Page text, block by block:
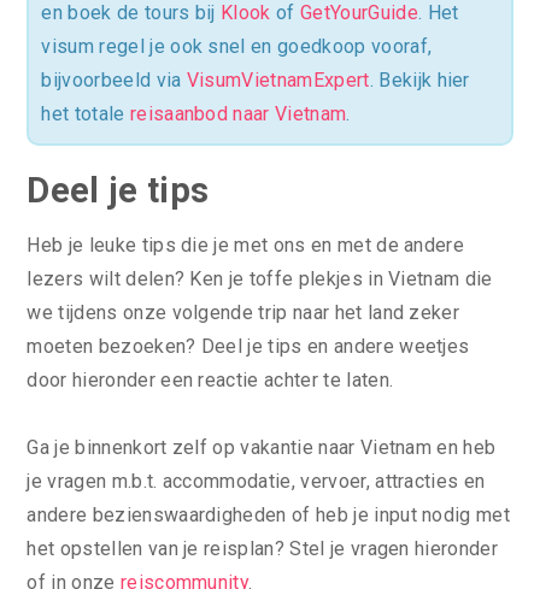
en boek de tours bij Klook ofGetYourGuide. Het
visum regel je ook snel en goedkoop vooraf,
bijvoorbeeld via VisumVietnamExpert. Bekijk hier
het totale reisaanbod naar Vietnam.
Deel je tips
Heb je leuke tips die je met ons en met de andere
lezers wilt delen? Ken je toffe plekjes in Vietnam die
we tijdens onze volgende trip naar het land zeker
moeten bezoeken? Deel je tips en andere weetjes
door hieronder een reactie achter te laten.
Ga je binnenkort zelf op vakantie naar Vietnam en heb
je vragen m.b.t. accommodatie, vervoer, attracties en
andere bezienswaardigheden of heb je input nodig met
het opstellen van je reisplan? Stel je vragen hieronder
of in onze reiscommunity.